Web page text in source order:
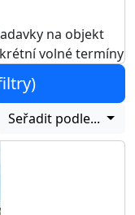
na objekt
volné termíny
Seřadit podle...